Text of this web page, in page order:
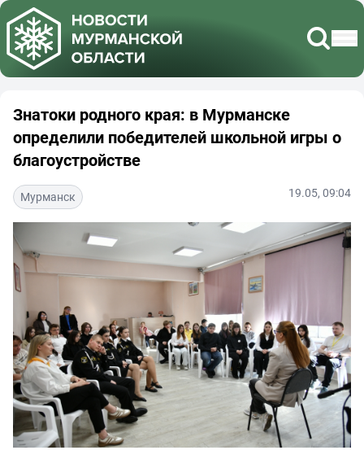
Знатоки родного края: в Мурманске
определили победителей школьной игры о
благоустройстве
Мурманск 19.05, 09:04